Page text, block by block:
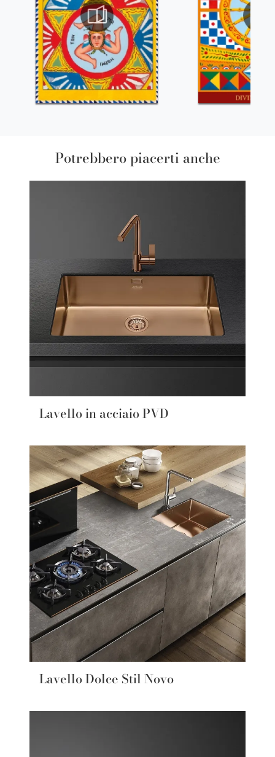
Potrebbero piacerti anche
Lavello in acciaio PVD
Lavello Dolce Stil Novo